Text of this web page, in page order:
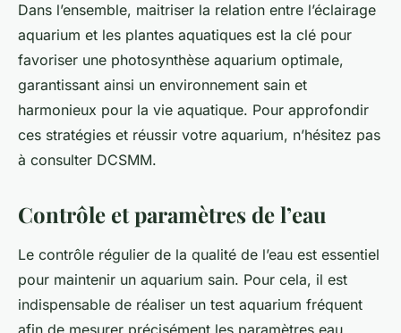
Dans l’ensemble, maitriser la relation entre l’éclairage
aquarium et les plantes aquatiques est la clé pour
favoriser une photosynthèse aquarium optimale,
garantissant ainsi un environnement sain et
harmonieux pour la vie aquatique. Pour approfondir
ces stratégies et réussir votre aquarium, n’hésitez pas
à consulter DCSMM.
Contrôle et paramètres de l’eau
Le contrôle régulier de la qualité de l’eau est essentiel
pour maintenir un aquarium sain. Pour cela, il est
indispensable de réaliser un test aquarium fréquent